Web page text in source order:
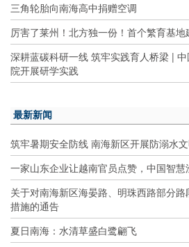
三角轮胎向南海高中捐赠空调
厉害了莱州！北方独一份！首个繁育基地
深耕蓝碳科研一线 筑牢实践育人桥梁 |
院开展研学实践
最新新闻
筑牢暑期安全防线 南海新区开展防溺水
一家山东企业让越南官员点赞，中国智
关于对南海新区海晏路、明珠西路部分
措施的通告
夏日南海：水清草盛白鹭翩飞